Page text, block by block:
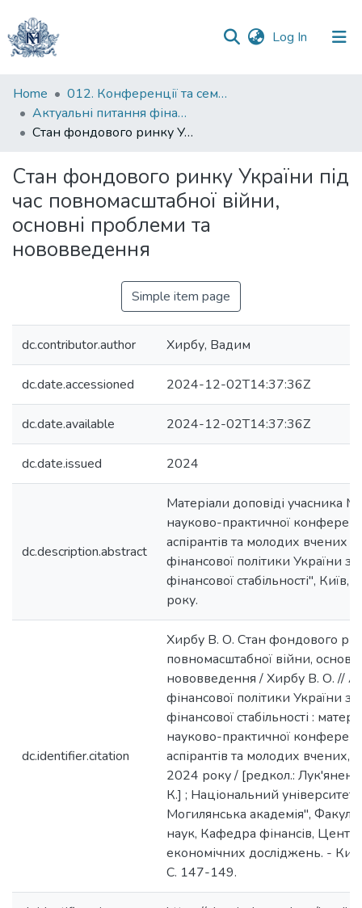
Log In (current)
Communities
&
Collections
Statistics
Home
012. Конференції та семінари НаУКМА
Актуальні питання фінансової політики України задля забезпечення фінансової стабільності
Стан фондового ринку України під час повномасштабної війни, основні проблеми та нововведення
Стан фондового ринку України під
час повномасштабної війни,
основні проблеми та
нововведення
Simple item page
dc.contributor.author Хирбу, Вадим
dc.date.accessioned 2024-12-02T14:37:36Z
dc.date.available 2024-12-02T14:37:36Z
dc.date.issued 2024
dc.description.abstract
Матеріали доповіді учасника
науково-практичної
аспірантів та молодих вчених
фінансової політики України
фінансової стабільності",
року.
dc.identifier.citation
Хирбу В. О. Стан фондового
повномасштабної війни,
нововведення / Хирбу В. О. //
фінансової політики України
фінансової стабільності :
науково-практичної
аспірантів та молодих вчених,
2024 року / [редкол.:
К.] ; Національний
Могилянська академія",
наук, Кафедра фінансів,
економічних досліджень. -
C. 147-149.